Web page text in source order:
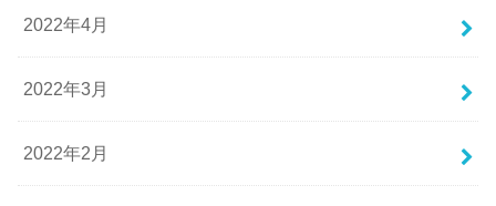
2022年4月
2022年3月
2022年2月